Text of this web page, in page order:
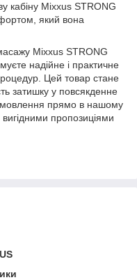
кабіну Mixxus STRONG
який вона
Mixxus STRONG
надійне і практичне
Цей товар стане
затишку у повсякденне
прямо в нашому
вигідними пропозиціями